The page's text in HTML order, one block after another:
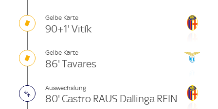
Gelbe Karte
90+1' Vitík
Gelbe Karte
86' Tavares
Auswechslung
80' Castro RAUS Dallinga REIN